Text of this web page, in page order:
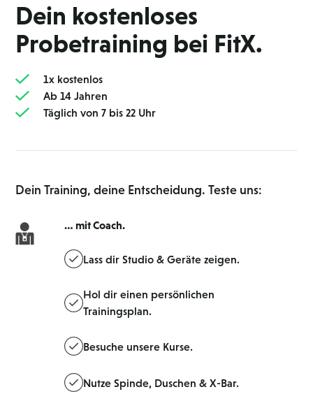
Dein kostenloses
Probetraining bei FitX.
1 x kostenlos
Ab 14 Jahren
Täglich von 7 bis 22 Uhr
Dein Training, deine Entscheidung. Teste uns:
… mit Coach.
Lass dir Studio & Geräte zeigen.
Hol dir einen persönlichen
Trainingsplan.
Besuche unsere Kurse.
Nutze Spinde, Duschen & X-Bar.